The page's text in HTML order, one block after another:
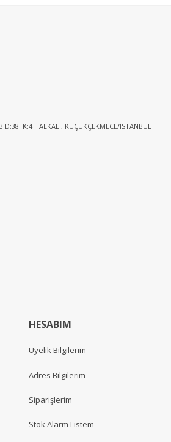
D:38 K:4 HALKALI, KÜÇÜKÇEKMECE/İSTANBUL
HESABIM
Üyelik Bilgilerim
Adres Bilgilerim
Siparişlerim
Stok Alarm Listem